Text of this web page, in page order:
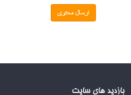
بازدید های سایت